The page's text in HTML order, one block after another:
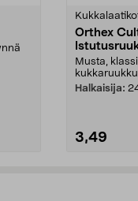
Orthex
Musta,
Halkaisija:
3,49